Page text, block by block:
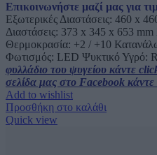
Επικοινωνήστε μαζί μας για
Εξωτερικές Διαστάσεις: 460 x
Διαστάσεις: 373 x 345 x 653
Θερμοκρασία: +2 / +10
Φωτισμός: LED Ψυκτικό Υγρό:
φυλλάδιο του ψυγείου κάντε
σελίδα μας στο Facebook
Add to wishlist
Προσθήκη στο καλάθι
Quick view